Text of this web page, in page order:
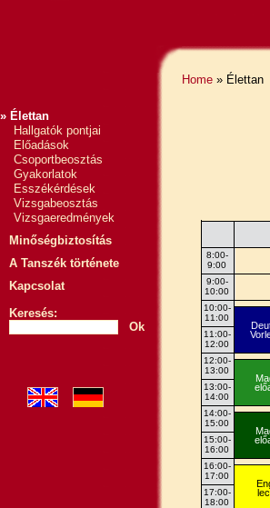
» Élettan
Hallgatók pontjai
Előadások
Csoportbeosztás
Gyakorlatok
Esszékérdések
Vizsgabeosztás
Vizsgaeredmények
Minőségbiztosítás
A Tanszék története
Kapcsolat
Keresés:
Ok
Home » Élettan
8:00-
9:00
9:00-
10:00
10:00-
11:00
11:00-
12:00
12:00-
13:00
13:00-
14:00
14:00-
15:00
15:00-
16:00
16:00-
17:00
17:00-
18:00